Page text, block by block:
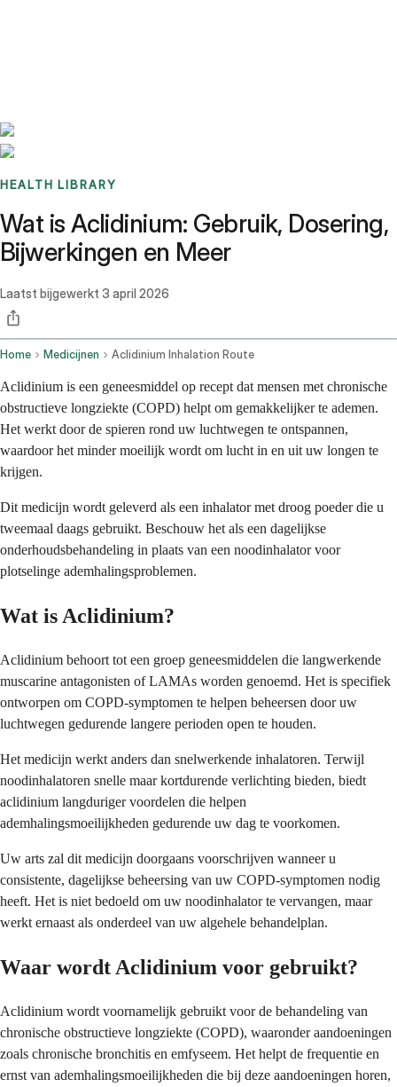
HEALTH LIBRARY
Wat is Aclidinium: Gebruik, Dosering,
Bijwerkingen en Meer
Laatst bijgewerkt 3 april 2026
Home Medicijnen Aclidinium Inhalation Route
Aclidinium is een geneesmiddel op recept dat mensen met chronische
obstructieve longziekte (COPD) helpt om gemakkelijker te ademen.
Het werkt door de spieren rond uw luchtwegen te ontspannen,
waardoor het minder moeilijk wordt om lucht in en uit uw longen te
krijgen.
Dit medicijn wordt geleverd als een inhalator met droog poeder die u
tweemaal daags gebruikt. Beschouw het als een dagelijkse
onderhoudsbehandeling in plaats van een noodinhalator voor
plotselinge ademhalingsproblemen.
Wat is Aclidinium?
Aclidinium behoort tot een groep geneesmiddelen die langwerkende
muscarine antagonisten of LAMAs worden genoemd. Het is specifiek
ontworpen om COPD-symptomen te helpen beheersen door uw
luchtwegen gedurende langere perioden open te houden.
Het medicijn werkt anders dan snelwerkende inhalatoren. Terwijl
noodinhalatoren snelle maar kortdurende verlichting bieden, biedt
aclidinium langduriger voordelen die helpen
ademhalingsmoeilijkheden gedurende uw dag te voorkomen.
Uw arts zal dit medicijn doorgaans voorschrijven wanneer u
consistente, dagelijkse beheersing van uw COPD-symptomen nodig
heeft. Het is niet bedoeld om uw noodinhalator te vervangen, maar
werkt ernaast als onderdeel van uw algehele behandelplan.
Waar wordt Aclidinium voor gebruikt?
Aclidinium wordt voornamelijk gebruikt voor de behandeling van
chronische obstructieve longziekte (COPD), waaronder aandoeningen
zoals chronische bronchitis en emfyseem. Het helpt de frequentie en
ernst van ademhalingsmoeilijkheden die bij deze aandoeningen horen,